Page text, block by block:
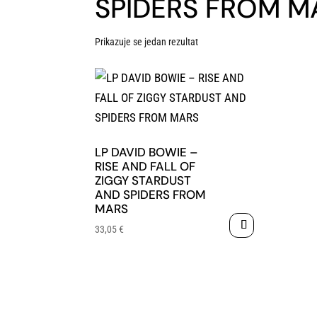
SPIDERS FROM
Prikazuje se jedan rezultat
LP DAVID BOWIE –
RISE AND FALL OF
ZIGGY STARDUST
AND SPIDERS FROM
MARS
33,05€